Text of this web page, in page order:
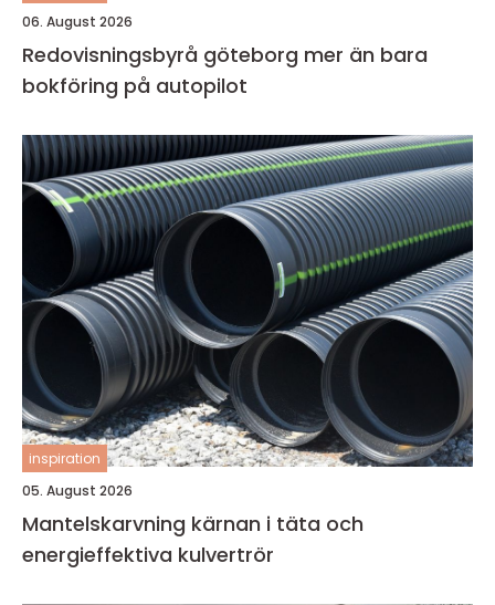
06. August 2026
Redovisningsbyrå göteborg mer än bara
bokföring på autopilot
inspiration
05. August 2026
Mantelskarvning kärnan i täta och
energieffektiva kulvertrör